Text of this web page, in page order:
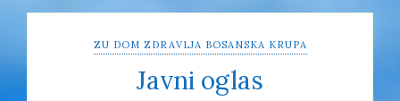
ZU DOM ZDRAVLJA BOSANSKA KRUPA
Javni oglas